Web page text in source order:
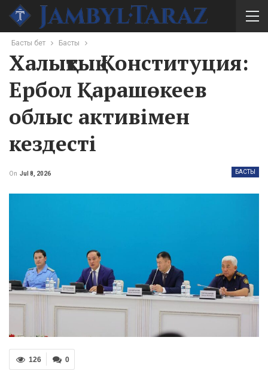
Басты бет Басты
Халықтық Конституция:
Ербол Қарашөкеев
облыс активімен
кездесті
БАСТЫ
On Jul 8, 2026
0
126